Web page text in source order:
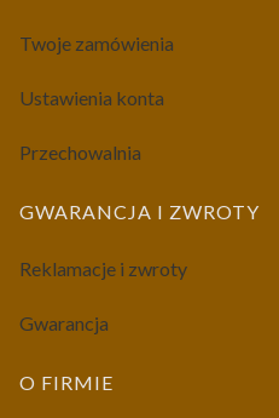
Twoje zamówienia
Ustawienia konta
Przechowalnia
GWARANCJA I ZWROTY
Reklamacje i zwroty
Gwarancja
O FIRMIE